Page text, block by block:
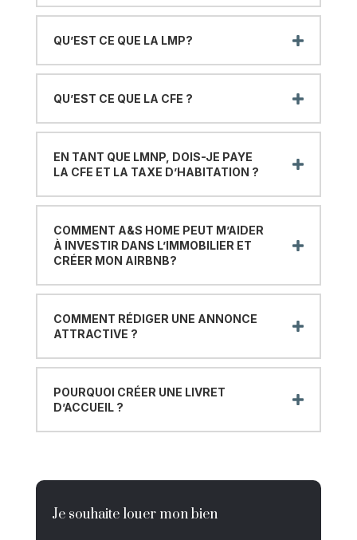
QU’EST CE QUE LA LMP?
QU’EST CE QUE LA CFE ?
EN TANT QUE LMNP, DOIS-JE PAYE
LA CFE ET LA TAXE D’HABITATION ?
COMMENT A&S HOME PEUT M’AIDER
À INVESTIR DANS L’IMMOBILIER ET
CRÉER MON AIRBNB?
COMMENT RÉDIGER UNE ANNONCE
ATTRACTIVE ?
POURQUOI CRÉER UNE LIVRET
D’ACCUEIL ?
Je souhaite louer mon bien